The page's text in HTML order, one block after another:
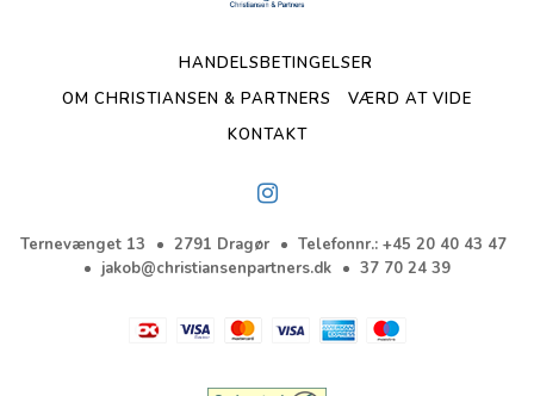
HANDELSBETINGELSER
OM CHRISTIANSEN & PARTNERS
VÆRD AT VIDE
KONTAKT
Ternevænget 13 2791 Dragør Telefonnr.: +45 20 40 43 47
jakob@christiansenpartners.dk
37 70 24 39